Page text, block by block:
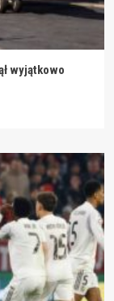
wyjątkowo